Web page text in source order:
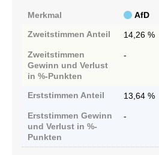
Merkmal
AfD
Zweitstimmen Anteil 14,26 %
Zweitstimmen
Gewinn und Verlust
in %-Punkten
-
Erststimmen Anteil 13,64 %
Erststimmen Gewinn
und Verlust in %-
Punkten
-